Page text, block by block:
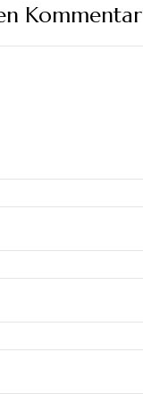
Kommentar